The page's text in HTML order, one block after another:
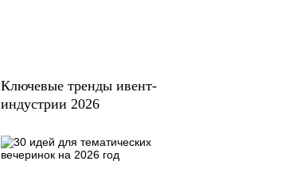
Ключевые тренды ивент-
индустрии 2026